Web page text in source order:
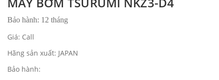
Bảo hành: 12 tháng
Giá: Call
Hãng sản xuất: JAPAN
Bảo hành: